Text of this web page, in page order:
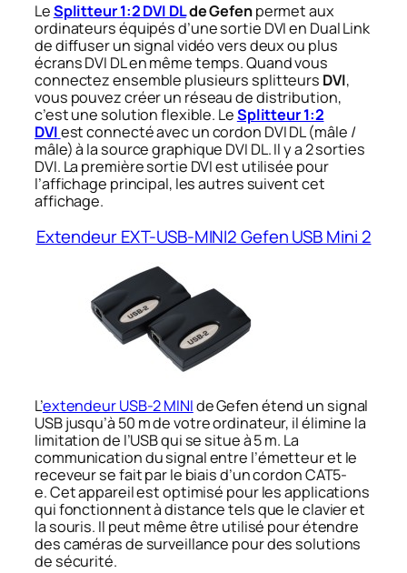
LeSplitteur1:2 DVI DLdeGefenpermet aux
ordinateurs équipés d’une sortie DVI en Dual Link
de diffuser un signal vidéo vers deux ou plus
écrans DVI DL en même temps. Quand vous
connectez ensemble plusieurs splitteurs DVI,
vous pouvez créer un réseau de distribution,
c’est une solution flexible. LeSplitteur 1:2
DVIest connecté avec un cordon DVI DL (mâle /
mâle)à la source graphique DVI DL. Il y a 2 sorties
DVI. La première sortie DVI est utilisée pour
l’affichage principal, les autres suivent cet
affichage.
Extendeur EXT-USB-MINI2 Gefen USB Mini 2
L’extendeur USB-2 MINIde Gefen étend un signal
USB jusqu’à 50 m de votre ordinateur, il élimine la
limitation de l’USB qui se situe à 5 m. La
communication du signal entre l’émetteur et le
receveur se fait par le biais d’un cordon CAT5-
e. Cet appareil est optimisé pour les applications
qui fonctionnent à distance tels que le clavier et
la souris. Il peut même être utilisé pour étendre
des caméras de surveillance pour des solutions
de sécurité.